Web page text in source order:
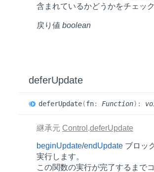
含まれているかどうかをチェック
戻り値 boolean
deferUpdate
deferUpdate(fn: Function) :
継承元 Control .deferUpdate
beginUpdate/endUpdate ブロッ
実行します。
この関数の実行が完了するまで